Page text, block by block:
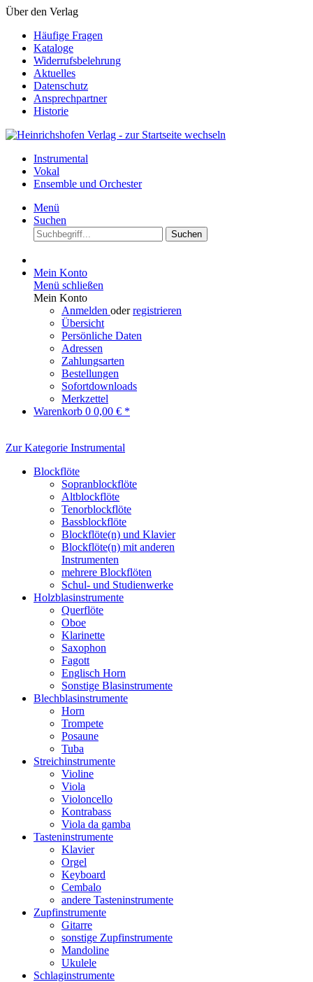
Über den Verlag
Häufige Fragen
Kataloge
Widerrufsbelehrung
Aktuelles
Datenschutz
Ansprechpartner
Historie
Instrumental
Vokal
Ensemble und Orchester
Menü
Suchen
Suchen
Mein Konto
Menü schließen
Mein Konto
Anmelden oderregistrieren
Übersicht
Persönliche Daten
Adressen
Zahlungsarten
Bestellungen
Sofortdownloads
Merkzettel
Warenkorb 0 0,00 € *
Zur Kategorie Instrumental
Blockflöte
Sopranblockflöte
Altblockflöte
Tenorblockflöte
Bassblockflöte
Blockflöte(n) und Klavier
Blockflöte(n) mit anderen
Instrumenten
mehrere Blockflöten
Schul- und Studienwerke
Holzblasinstrumente
Querflöte
Oboe
Klarinette
Saxophon
Fagott
Englisch Horn
Sonstige Blasinstrumente
Blechblasinstrumente
Horn
Trompete
Posaune
Tuba
Streichinstrumente
Violine
Viola
Violoncello
Kontrabass
Viola da gamba
Tasteninstrumente
Klavier
Orgel
Keyboard
Cembalo
andere Tasteninstrumente
Zupfinstrumente
Gitarre
sonstige Zupfinstrumente
Mandoline
Ukulele
Schlaginstrumente